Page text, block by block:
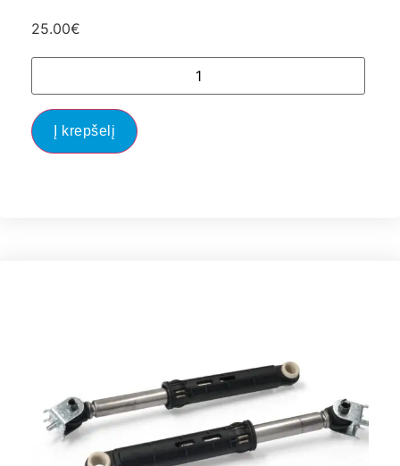
25.00€
Į krepšelį